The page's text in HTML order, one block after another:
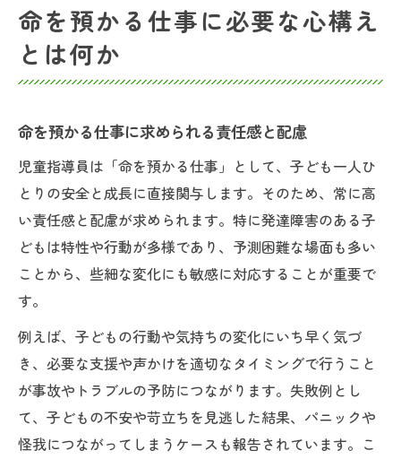
命を預かる仕事に必要な心構え
とは何か
命を預かる仕事に求められる責任感と配慮
児童指導員は「命を預かる仕事」として、子ども一人ひ
とりの安全と成長に直接関与します。そのため、常に高
い責任感と配慮が求められます。特に発達障害のある子
どもは特性や行動が多様であり、予測困難な場面も多い
ことから、些細な変化にも敏感に対応することが重要で
す。
例えば、子どもの行動や気持ちの変化にいち早く気づ
き、必要な支援や声かけを適切なタイミングで行うこと
が事故やトラブルの予防につながります。失敗例とし
て、子どもの不安や苛立ちを見逃した結果、パニックや
怪我につながってしまうケースも報告されています。こ